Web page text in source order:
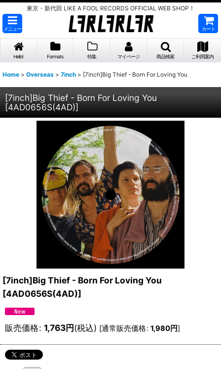
東京・新代田 LIKE A FOOL RECORDS OFFICIAL WEB SHOP！
メニュー カート
Hello! Formats 特集 マイページ 商品検索 ご利用案内
Home > Overseas > 7inch > [7inch]Big Thief - Born For Loving You
[7inch]Big Thief - Born For Loving You
[4AD0656S(4AD)]
[7inch]Big Thief - Born For Loving You
[4AD0656S(4AD)]
販売価格: 1,763円(税込) [通常販売価格: 1,980円]